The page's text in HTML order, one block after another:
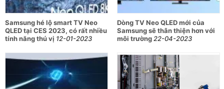
Samsung hé lộ smart TV Neo
QLED tại CES 2023, có rất nhiều
tính năng thú vị 12-01-2023
Dòng TV Neo QLED mới của
Samsung sẽ thân thiện hơn với
môi trường22-04-2023